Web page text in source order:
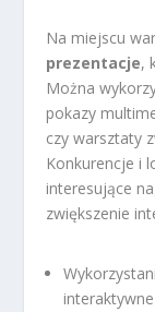
Na miejscu
prezentacje,
Można
pokazy
czy warsztaty
Konkurencje i
interesujące
zwiększenie